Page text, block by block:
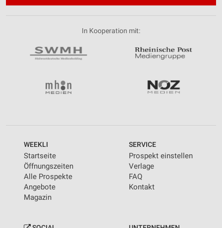
In Kooperation mit:
WEEKLI
Startseite
Öffnungszeiten
Alle Prospekte
Angebote
Magazin
SERVICE
Prospekt einstellen
Verlage
FAQ
Kontakt